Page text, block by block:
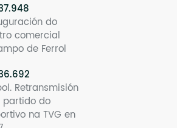
do
comercial
de Ferrol
Retransmisión
partido do
na TVG en